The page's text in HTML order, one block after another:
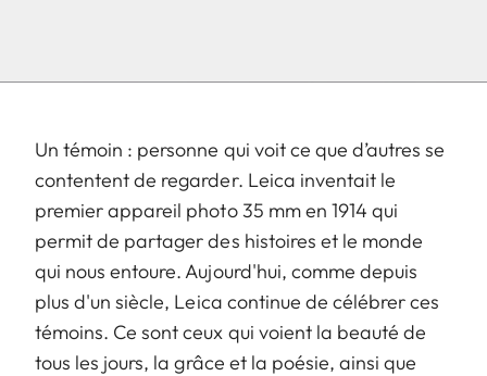
Un témoin : personne qui voit ce que d’autres se
contentent de regarder. Leica inventait le
premier appareil photo 35 mm en 1914 qui
permit de partager des histoires et le monde
qui nous entoure. Aujourd'hui, comme depuis
plus d'un siècle, Leica continue de célébrer ces
témoins. Ce sont ceux qui voient la beauté de
tous les jours, la grâce et la poésie, ainsi que